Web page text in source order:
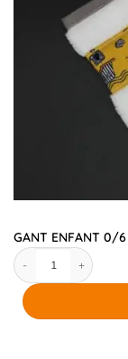
GANT ENFANT 0/6
quantité de GANT